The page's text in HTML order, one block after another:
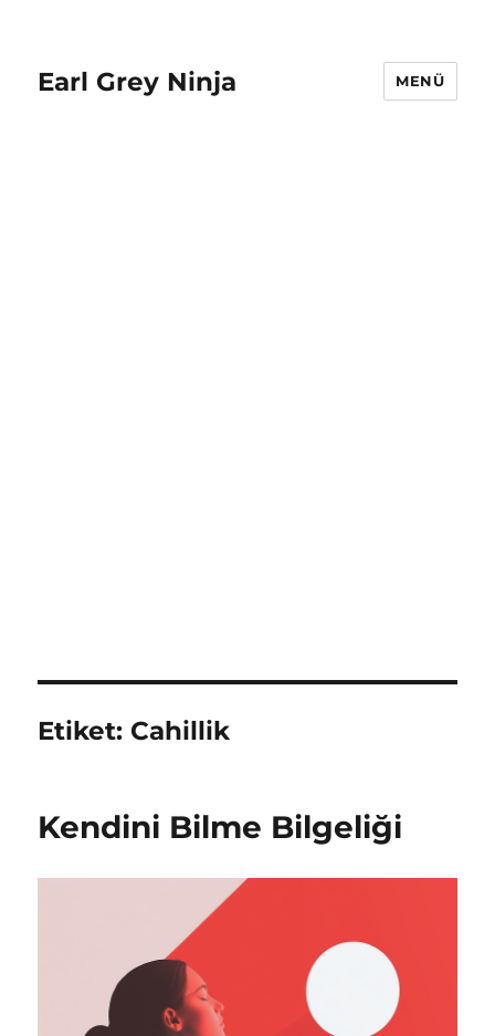
Earl Grey Ninja MENÜ
Etiket: Cahillik
Kendini Bilme Bilgeliği